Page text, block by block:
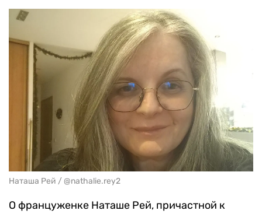
Наташа Рей / @nathalie.rey2
О француженке Наташе Рей, причастной к